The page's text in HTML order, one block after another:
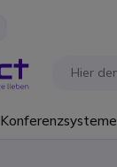
Konferenzsysteme